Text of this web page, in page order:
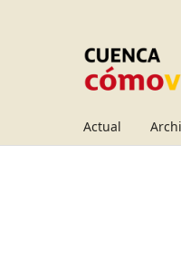
Actual